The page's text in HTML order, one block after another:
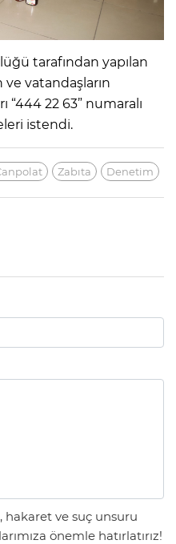
tarafından yapılan
vatandaşların
“444 22 63” numaralı
istendi.
Zabıta Denetim
hakaret ve suç unsuru
önemle hatırlatırız!